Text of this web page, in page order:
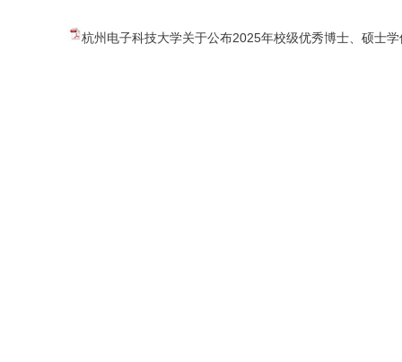
杭州电子科技大学关于公布2025年校级优秀博士、硕士